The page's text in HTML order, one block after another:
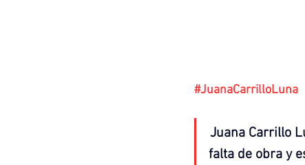
#JuanaCarrilloLuna
Juana Carrillo
falta de obra y